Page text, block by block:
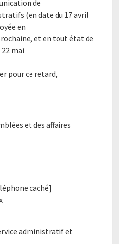
de
(en date du 17 avril
en
et en tout état de
mai
pour ce retard,
et des affaires
caché]
administratif et